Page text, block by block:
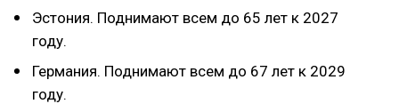
Эстония. Поднимают всем до 65 лет к 2027
году.
Германия. Поднимают всем до 67 лет к 2029
году.